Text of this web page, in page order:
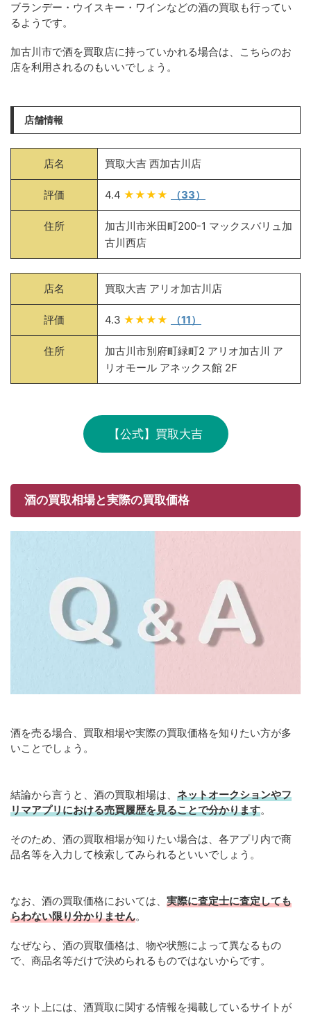
ブランデー・ウイスキー・ワインなどの酒の買取も行ってい
るようです。
加古川市で酒を買取店に持っていかれる場合は、こちらのお
店を利用されるのもいいでしょう。
店舗情報
店名 買取大吉 西加古川店
評価 4.4 ★★★★ （33）
住所
加古川市米田町200-1 マックスバリュ加
古川西店
店名 買取大吉 アリオ加古川店
評価 4.3 ★★★★ （11）
住所
加古川市別府町緑町2 アリオ加古川 ア
リオモール アネックス館 2F
【公式】買取大吉
酒の買取相場と実際の買取価格
酒を売る場合、買取相場や実際の買取価格を知りたい方が多
いことでしょう。
結論から言うと、酒の買取相場は、 ネットオークションやフ
リマアプリにおける売買履歴を見ることで分かります。
そのため、酒の買取相場が知りたい場合は、各アプリ内で商
品名等を入力して検索してみられるといいでしょう。
なお、酒の買取価格においては、 実際に査定士に査定しても
らわない限り分かりません。
なぜなら、酒の買取価格は、物や状態によって異なるもの
で、商品名等だけで決められるものではないからです。
ネット上には、酒買取に関する情報を掲載しているサイトが